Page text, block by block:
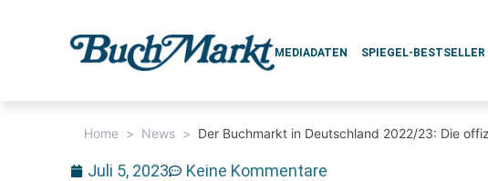
MEDIADATEN SPIEGEL-BESTSELLER
Home > News > Der Buchmarkt in Deutschland 2022/23: Die
Juli 5, 2023 Keine Kommentare